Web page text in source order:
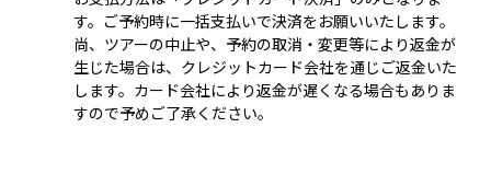
す。ご予約時に一括支払いで決済をお願いいたします。
尚、ツアーの中止や、予約の取消・変更等により返金が
生じた場合は、クレジットカード会社を通じご返金いた
します。カード会社により返金が遅くなる場合もありま
すので予めご了承ください。